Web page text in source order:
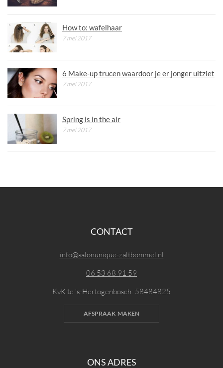
How to: wafelhaar
7 mei 2017
6 Make-up trucen waardoor je er jonger uitziet
7 mei 2017
Spring is in the air
7 mei 2017
CONTACT
info@salonunique-zaltbommel.nl
06 53 68 91 59
KvK te 's-Hertogenbosch: 58484825
AFSPRAAK MAKEN
ONS ADRES